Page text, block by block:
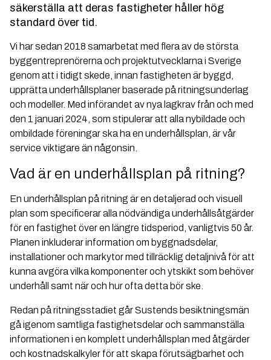
säkerställa att deras fastigheter håller hög
standard över tid.
Vi har sedan 2018 samarbetat med flera av de största
byggentreprenörerna och projektutvecklarna i Sverige
genom att i tidigt skede, innan fastigheten är byggd,
upprätta underhållsplaner baserade på ritningsunderlag
och modeller. Med införandet av nya lagkrav från och med
den 1 januari 2024, som stipulerar att alla nybildade och
ombildade föreningar ska ha en underhållsplan, är vår
service viktigare än någonsin.
Vad är en underhållsplan på ritning?
En underhållsplan på ritning är en detaljerad och visuell
plan som specificerar alla nödvändiga underhållsåtgärder
för en fastighet över en längre tidsperiod, vanligtvis 50 år.
Planen inkluderar information om byggnadsdelar,
installationer och markytor med tillräcklig detaljnivå för att
kunna avgöra vilka komponenter och ytskikt som behöver
underhåll samt när och hur ofta detta bör ske.
Redan på ritningsstadiet går Sustends besiktningsmän
gå igenom samtliga fastighetsdelar och sammanställa
informationen i en komplett underhållsplan med åtgärder
och kostnadskalkyler för att skapa förutsägbarhet och